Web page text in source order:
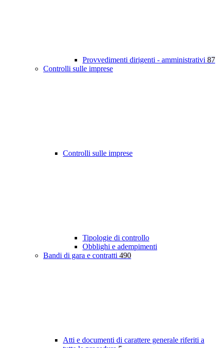
Provvedimenti dirigenti - amministrativi 87
Controlli sulle imprese
Controlli sulle imprese
Tipologie di controllo
Obblighi e adempimenti
Bandi di gara e contratti 490
Atti e documenti di carattere generale riferiti a